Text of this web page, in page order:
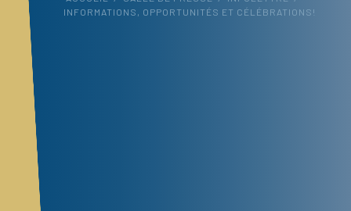
INFORMATIONS, OPPORTUNITÉS ET CÉLÉBRATIONS!